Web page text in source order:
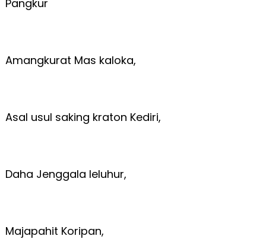
Pangkur
Amangkurat Mas kaloka,
Asal usul saking kraton Kediri,
Daha Jenggala leluhur,
Majapahit Koripan,